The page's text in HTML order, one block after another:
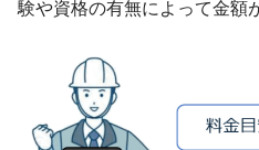
験や資格の有無によって金額